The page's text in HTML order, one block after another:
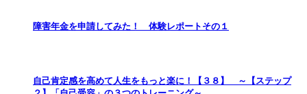
障害年金を申請してみた！ 体験レポートその１
自己肯定感を高めて人生をもっと楽に！【３８】 ～【ステップ